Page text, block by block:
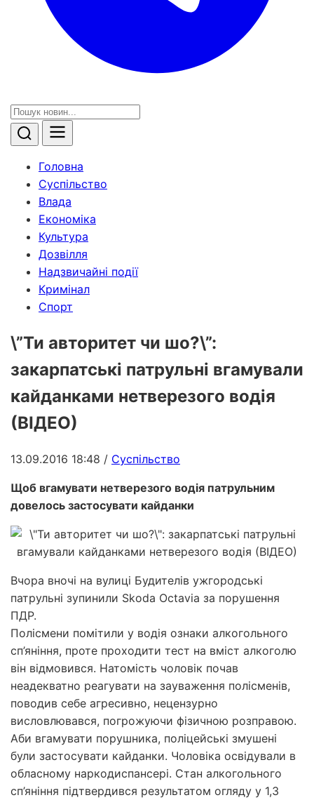
Головна
Суспільство
Влада
Економіка
Культура
Дозвілля
Надзвичайні події
Кримінал
Спорт
\”Ти авторитет чи шо?\”:
закарпатські патрульні вгамували
кайданками нетверезого водія
(ВІДЕО)
13.09.2016 18:48 / Суспільство
Щоб вгамувати нетверезого водія патрульним
довелось застосувати кайданки
Вчора вночі на вулиці Будителів ужгородські
патрульні зупинили Skoda Octavia за порушення
ПДР.
Полісмени помітили у водія ознаки алкогольного
сп’яніння, проте проходити тест на вміст алкоголю
він відмовився. Натомість чоловік почав
неадекватно реагувати на зауваження полісменів,
поводив себе агресивно, нецензурно
висловлювався, погрожуючи фізичною розправою.
Аби вгамувати порушника, поліцейські змушені
були застосувати кайданки. Чоловіка освідували в
обласному наркодиспансері. Стан алкогольного
сп’яніння підтвердився результатом огляду у 1,3